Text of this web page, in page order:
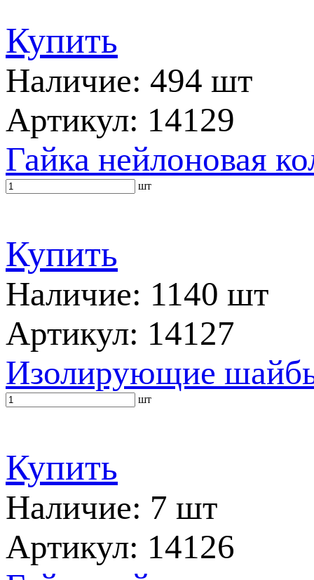
Купить
Наличие: 494 шт
Артикул: 14129
Гайка нейлоновая
шт
Купить
Наличие: 1140 шт
Артикул: 14127
Изолирующие
шт
Купить
Наличие: 7 шт
Артикул: 14126